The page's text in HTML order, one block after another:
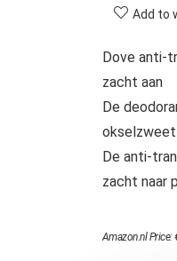
Add to
Dove anti-
zacht aan
De
okselzweet
De anti-
zacht naar
Amazon.nl Price: